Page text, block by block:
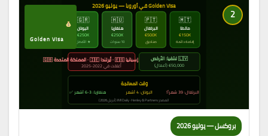
Golden Visa في أوروبا — يوليو 2026
🇬🇷
اليونان
€250K
★ الأفضل
🇭🇺
هنغاريا
€250K
10 سنوات
🇵🇹
البرتغال
€500K
صناديق
🇲🇹
مالطا
€150K
إقامة دائمة
🔴 مُغلَقة: إسبانيا 🇪🇸 · أيرلندا 🇮🇪 · المملكة المتحدة 🇬🇧
أُغلقت في 2022-2025
🇱🇻 لاتفيا: الأرخص
€50,000 (أعمال)
وقت المعالجة
هنغاريا: 3-6 أشهر ✅ اليونان: 4 أشهر البرتغال: 39 شهراً!
المصدر: IMI Daily · Henley & Partners (أبريل 2026)
2
بروكسل — يوليو 2026